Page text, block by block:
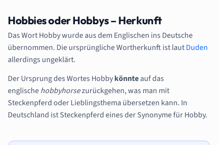
Hobbies oder Hobbys – Herkunft
Das Wort Hobby wurde aus dem Englischen ins Deutsche
übernommen. Die ursprüngliche Wortherkunft ist lautDuden
allerdings ungeklärt.
Der Ursprung des Wortes Hobbykönnteauf das
englischehobbyhorsezurückgehen, was man mit
Steckenpferd oder Lieblingsthema übersetzen kann. In
Deutschland ist Steckenpferd eines der Synonyme für Hobby.